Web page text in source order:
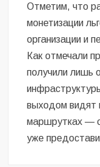
Отметим, что
монетизации
организации и
Как отмечали
получили лишь
выходом видят
маршрутках —
уже